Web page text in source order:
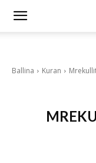
Ballina Kuran